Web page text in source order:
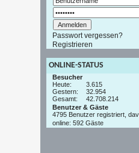
Passwort vergessen?
Registrieren
ONLINE-STATUS
Besucher
Heute:
3.615
Gestern:
32.954
Gesamt:
42.708.214
Benutzer & Gäste
4795 Benutzer registriert,
online: 592 Gäste